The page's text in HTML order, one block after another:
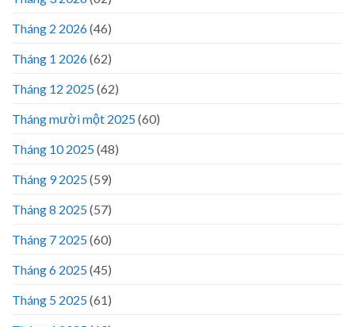
Tháng 2 2026(46)
Tháng 1 2026(62)
Tháng 12 2025(62)
Tháng mười một 2025(60)
Tháng 10 2025(48)
Tháng 9 2025(59)
Tháng 8 2025(57)
Tháng 7 2025(60)
Tháng 6 2025(45)
Tháng 5 2025(61)